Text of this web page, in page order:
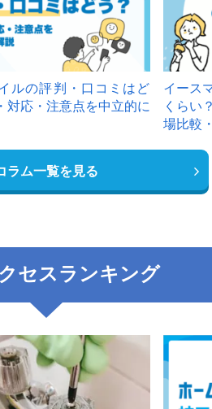
ルの評判・口コミはど
対応・注意点を中立的に
イース
くらい
場比較
ラム一覧を見る
セスランキング